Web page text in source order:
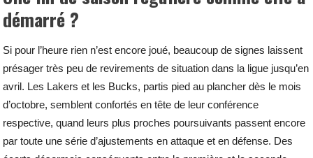
démarré ?
Si pour l’heure rien n’est encore joué, beaucoup de signes laissent
présager très peu de revirements de situation dans la ligue jusqu’en
avril. Les Lakers et les Bucks, partis pied au plancher dès le mois
d’octobre, semblent confortés en tête de leur conférence
respective, quand leurs plus proches poursuivants passent encore
par toute une série d’ajustements en attaque et en défense. Des